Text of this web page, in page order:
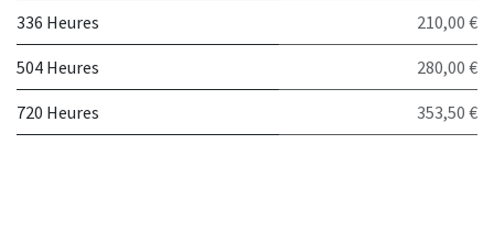
336 Heures 210,00 €
504 Heures 280,00 €
720 Heures 353,50 €